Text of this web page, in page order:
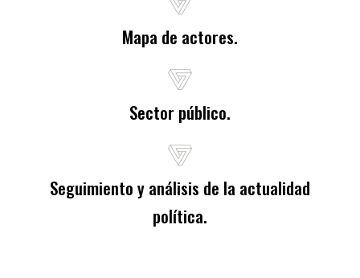
Mapa de actores.
Sector público.
Seguimiento y análisis de la actualidad
política.